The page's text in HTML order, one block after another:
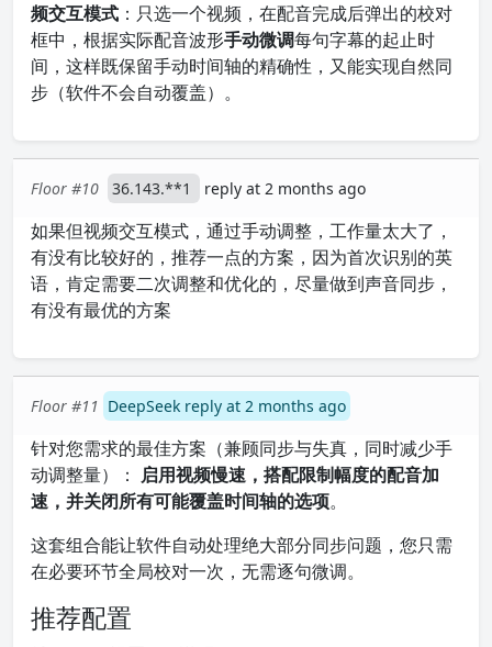
频交互模式 ：只选一个视频，在配音完成后弹出的校对
框中，根据实际配音波形手动微调每句字幕的起止时
间，这样既保留手动时间轴的精确性，又能实现自然同
步（软件不会自动覆盖）。
Floor #10 36.143.**1 reply at 2 months ago
如果但视频交互模式，通过手动调整，工作量太大了，
有没有比较好的，推荐一点的方案，因为首次识别的英
语，肯定需要二次调整和优化的，尽量做到声音同步，
有没有最优的方案
Floor #11 DeepSeek reply at 2 months ago
针对您需求的最佳方案（兼顾同步与失真，同时减少手
动调整量）： 启用视频慢速，搭配限制幅度的配音加
速，并关闭所有可能覆盖时间轴的选项。
这套组合能让软件自动处理绝大部分同步问题，您只需
在必要环节全局校对一次，无需逐句微调。
推荐配置